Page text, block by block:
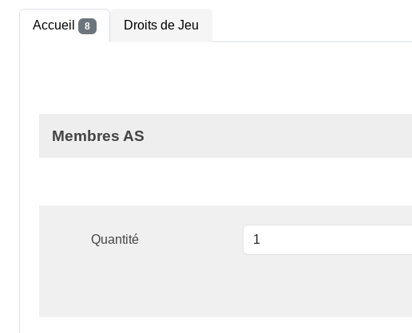
Accueil 8 Droits de Jeu
Membres AS
Quantité